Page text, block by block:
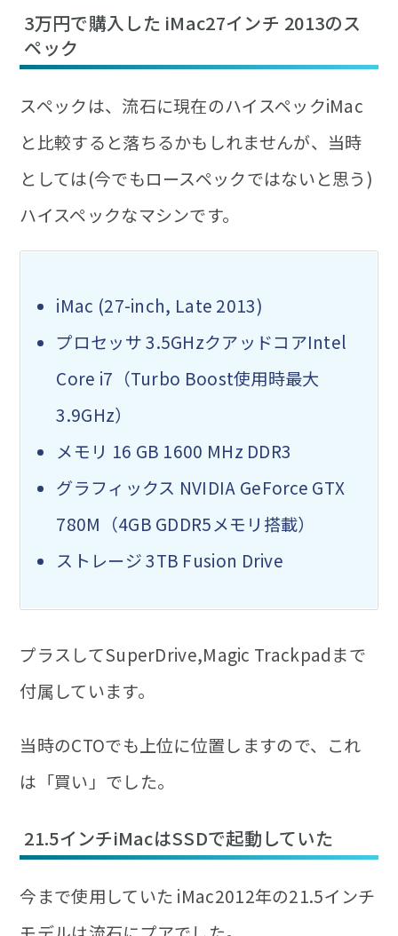
3万円で購入した iMac27インチ 2013のス
ペック
スペックは、流石に現在のハイスペックiMac
と比較すると落ちるかもしれませんが、当時
としては(今でもロースペックではないと思う)
ハイスペックなマシンです。
iMac (27-inch, Late 2013)
プロセッサ 3.5GHzクアッドコアIntel
Core i7（Turbo Boost使用時最大
3.9GHz）
メモリ 16 GB 1600 MHz DDR3
グラフィックス NVIDIA GeForce GTX
780M（4GB GDDR5メモリ搭載）
ストレージ 3TB Fusion Drive
プラスしてSuperDrive,Magic Trackpadまで
付属しています。
当時のCTOでも上位に位置しますので、これ
は「買い」でした。
21.5インチiMacはSSDで起動していた
今まで使用していた iMac2012年の21.5インチ